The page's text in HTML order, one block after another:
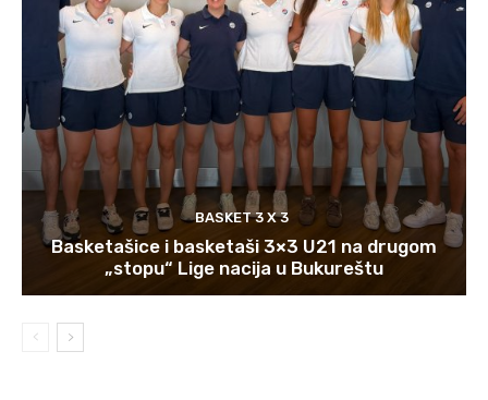
BASKET 3 X 3
Basketašice i basketaši 3×3 U21 na drugom
„stopu“ Lige nacija u Bukureštu